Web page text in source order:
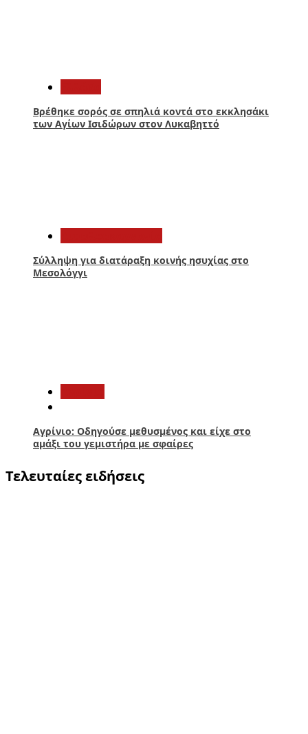
Βρέθηκε σορός σε σπηλιά κοντά στο εκκλησάκι
των Αγίων Ισιδώρων στον Λυκαβηττό
Σύλληψη για διατάραξη κοινής ησυχίας στο
Μεσολόγγι
Αγρίνιο: Οδηγούσε μεθυσμένος και είχε στο
αμάξι του γεμιστήρα με σφαίρες
Τελευταίες ειδήσεις